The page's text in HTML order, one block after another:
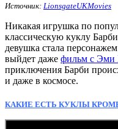
Источник: LionsgateUKMovies
Никакая игрушка по
классическую куклу
девушка стала
выйдет даже фильм с
приключения Барби
и даже в космосе.
КАКИЕ ЕСТЬ КУКЛЫ